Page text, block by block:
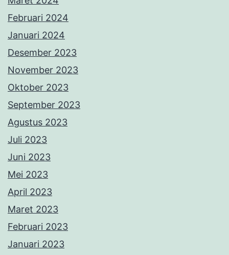
Februari 2024
Januari 2024
Desember 2023
November 2023
Oktober 2023
September 2023
Agustus 2023
Juli 2023
Juni 2023
Mei 2023
April 2023
Maret 2023
Februari 2023
Januari 2023